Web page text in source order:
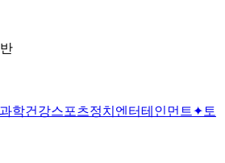
과학건강스포츠정치 엔터테인먼트✦ 토